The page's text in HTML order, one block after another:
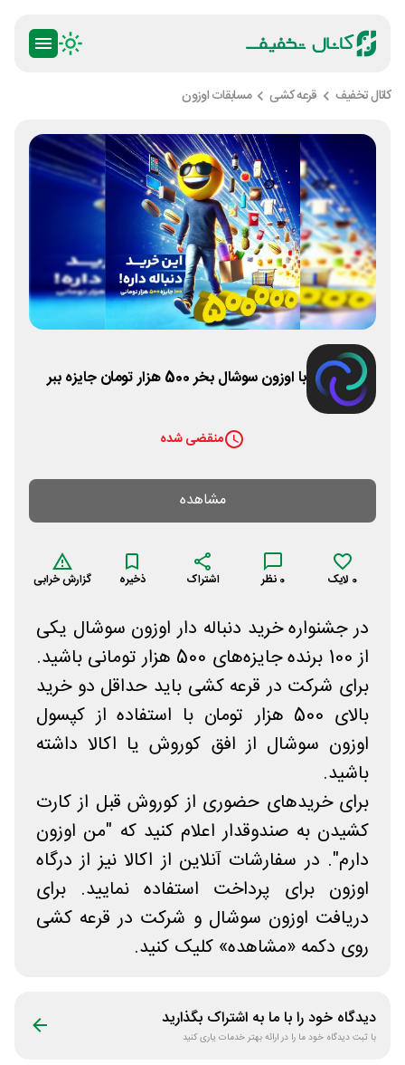
کانال تخفیف قرعه کشی مسابقات اوزون
با اوزون سوشال بخر 500 هزار تومان جایزه ببر
منقضی شده
مشاهده
0 لایک 0 نظر اشتراک ذخیره گزارش خرابی
در جشنواره خرید دنباله دار اوزون سوشال یکی
از 100 برنده جایزه‌های 500 هزار تومانی باشید.
برای شرکت در قرعه کشی باید حداقل دو خرید
بالای 500 هزار تومان با استفاده از کپسول
اوزون سوشال از افق کوروش یا اکالا داشته
باشید.
برای خریدهای حضوری از کوروش قبل از کارت
کشیدن به صندوقدار اعلام کنید که "من اوزون
دارم". در سفارشات آنلاین از اکالا نیز از درگاه
اوزون برای پرداخت استفاده نمایید. برای
دریافت اوزون سوشال و شرکت در قرعه کشی
روی دکمه «مشاهده» کلیک کنید.
دیدگاه خود را با ما به اشتراک بگذارید
با ثبت دیدگاه خود ما را در ارائه بهتر خدمات یاری کنید